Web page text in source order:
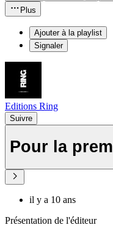
Plus
Ajouter à la playlist
Signaler
Editions Ring
Suivre
Pour la
il y a 10 ans
Présentation de l'éditeur